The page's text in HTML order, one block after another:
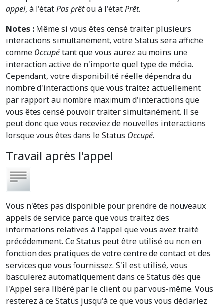
appel, à l'étatPas prêtou à l'étatPrêt.
Notes : Même si vous êtes censé traiter plusieurs
interactions simultanément, votre Status sera affiché
comme Occupétant que vous aurez au moins une
interaction active de n'importe quel type de média.
Cependant, votre disponibilité réelle dépendra du
nombre d'interactions que vous traitez actuellement
par rapport au nombre maximum d'interactions que
vous êtes censé pouvoir traiter simultanément. Il se
peut donc que vous receviez de nouvelles interactions
lorsque vous êtes dans le Status Occupé.
Travail après l'appel
Vous n'êtes pas disponible pour prendre de nouveaux
appels de service parce que vous traitez des
informations relatives à l'appel que vous avez traité
précédemment. Ce Status peut être utilisé ou non en
fonction des pratiques de votre centre de contact et des
services que vous fournissez. S'il est utilisé, vous
basculerez automatiquement dans ce Status dès que
l'Appel sera libéré par le client ou par vous-même. Vous
resterez à ce Status jusqu'à ce que vous vous déclariez